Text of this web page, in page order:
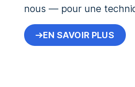
nous — pour une
EN SAVOIR PLUS